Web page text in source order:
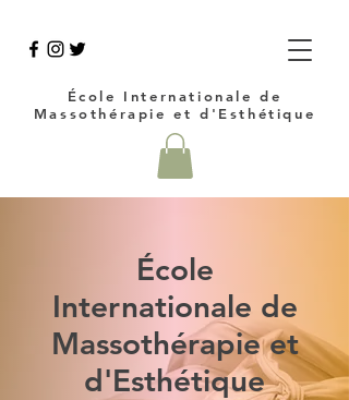
École Internationale de
Massothérapie et d'Esthétique
École
Internationale de
Massothérapie et
d'Esthétique